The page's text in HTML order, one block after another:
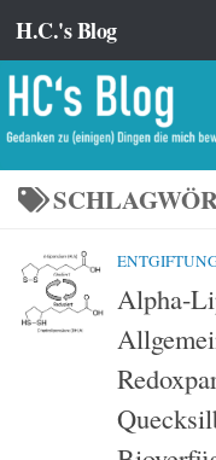
Zum Inhalt springen
H.C.'s Blog
Alpha-